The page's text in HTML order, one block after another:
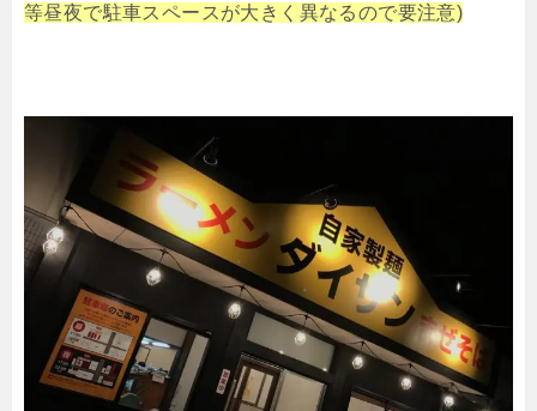
等昼夜で駐車スペースが大きく異なるので要注意)